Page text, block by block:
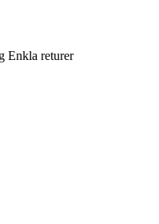
Enkla returer